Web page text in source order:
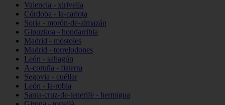
Valencia - xirivella
Córdoba - la-carlota
Soria - morón-de-almazán
Gipuzkoa - hondarribia
Madrid - móstoles
Madrid - torrelodones
León - sahagún
A-coruña - fisterra
Segovia - cuéllar
León - la-robla
Santa-cruz-de-tenerife - hermigua